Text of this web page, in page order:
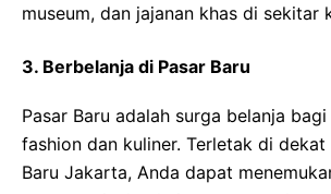
museum, dan jajanan khas di sekitar
3. Berbelanja di Pasar Baru
Pasar Baru adalah surga belanja
fashion dan kuliner. Terletak di dekat
Baru Jakarta, Anda dapat